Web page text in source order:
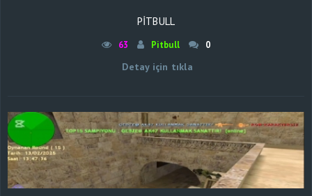
PİTBULL
63 Pitbull 0
Detay için tıkla